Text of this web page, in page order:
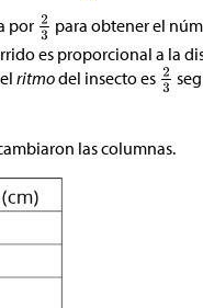
por
para obtener el
es proporcional a la
ritmodel insecto es
las columnas.